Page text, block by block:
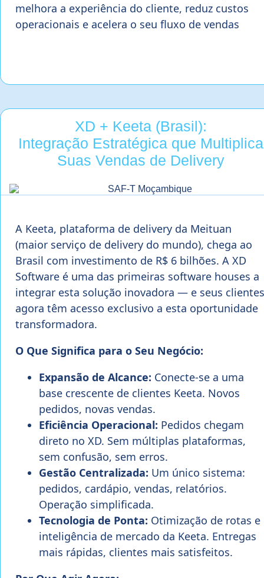
melhora a experiência do cliente, reduz custos
operacionais e acelera o seu fluxo de vendas
XD + Keeta (Brasil):
Integração Estratégica que Multiplica
Suas Vendas de Delivery
A Keeta, plataforma de delivery da Meituan
(maior serviço de delivery do mundo), chega ao
Brasil com investimento de R$ 6 bilhões. A XD
Software é uma das primeiras software houses a
integrar esta solução inovadora — e seus clientes
agora têm acesso exclusivo a esta oportunidade
transformadora.
O Que Significa para o Seu Negócio:
Expansão de Alcance: Conecte-se a uma
base crescente de clientes Keeta. Novos
pedidos, novas vendas.
Eficiência Operacional: Pedidos chegam
direto no XD. Sem múltiplas plataformas,
sem confusão, sem erros.
Gestão Centralizada: Um único sistema:
pedidos, cardápio, vendas, relatórios.
Operação simplificada.
Tecnologia de Ponta: Otimização de rotas e
inteligência de mercado da Keeta. Entregas
mais rápidas, clientes mais satisfeitos.